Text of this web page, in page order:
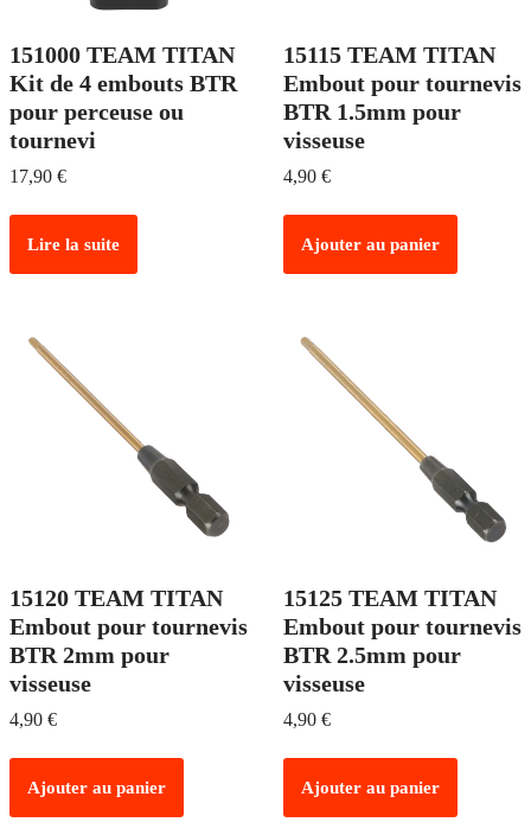
151000 TEAM TITAN
Kit de 4 embouts BTR
pour perceuse ou
tournevi
17,90 €
Lire la suite
15115 TEAM TITAN
Embout pour tournevis
BTR 1.5mm pour
visseuse
4,90 €
Ajouter au panier
15120 TEAM TITAN
Embout pour tournevis
BTR 2mm pour
visseuse
4,90 €
Ajouter au panier
15125 TEAM TITAN
Embout pour tournevis
BTR 2.5mm pour
visseuse
4,90 €
Ajouter au panier